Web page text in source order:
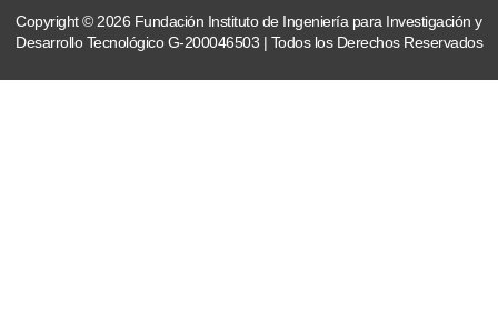
Copyright © 2026 Fundación Instituto de Ingeniería para Investigación y
Desarrollo Tecnológico G-200046503 | Todos los Derechos Reservados